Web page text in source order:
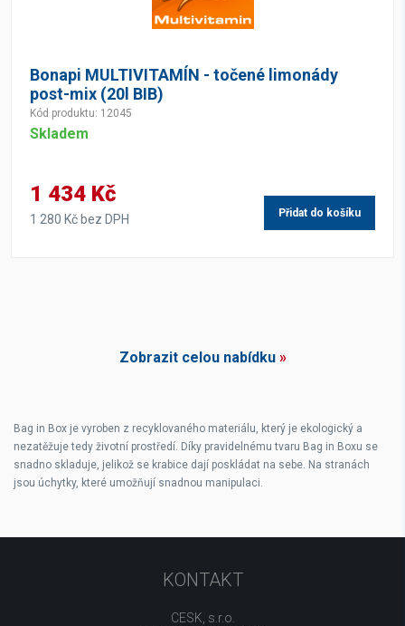
Bonapi MULTIVITAMÍN - točené limonády
post-mix (20l BIB)
Kód produktu: 12045
Skladem
1 434 Kč
1 280 Kč bez DPH Přidat do košíku
Zobrazit celou nabídku»
Bag in Box je vyroben z recyklovaného materiálu, který je ekologický a
nezatěžuje tedy životní prostředí. Díky pravidelnému tvaru Bag in Boxu se
snadno skladuje, jelikož se krabice dají poskládat na sebe. Na stranách
jsou úchytky, které umožňují snadnou manipulaci.
KONTAKT
CESK, s.r.o.